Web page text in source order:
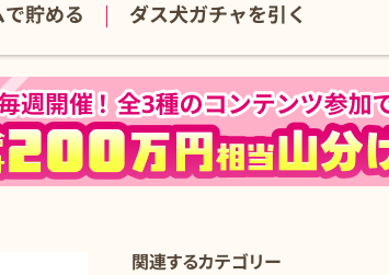
で貯める ダス犬ガチャを引く
関連するカテゴリー